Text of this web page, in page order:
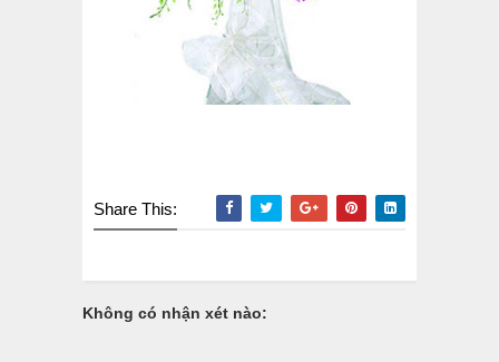
Share This:
Không có nhận xét nào: